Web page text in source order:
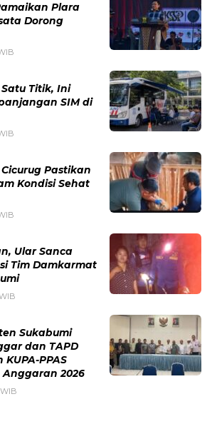
Plara
Dorong
Titik, Ini
SIM di
Pastikan
Kondisi Sehat
Ular Sanca
Tim Damkarmat
Sukabumi
dan TAPD
PPAS
2026